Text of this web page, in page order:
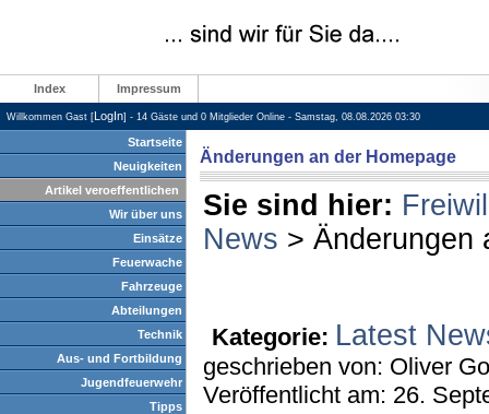
Index Impressum
Willkommen Gast [LogIn] - 14 Gäste und 0 Mitglieder Online - Samstag, 08.08.2026 03:30
Startseite
Neuigkeiten
Artikel veroeffentlichen
Wir über uns
Einsätze
Feuerwache
Fahrzeuge
Abteilungen
Technik
Aus- und Fortbildung
Jugendfeuerwehr
Tipps
Änderungen an der Homepage
Sie sind hier:
News > Änderungen
Kategorie: Latest
geschrieben von: Oliver
Veröffentlicht am: 26.